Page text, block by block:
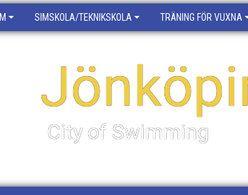
SIMSKOLA/TEKNIKSKOLA TRÄNING FÖR VUXNA
City of Swimming